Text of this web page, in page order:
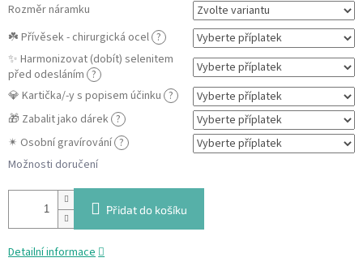
Rozměr náramku
☘️ Přívěsek - chirurgická ocel ?
✨ Harmonizovat (dobít) selenitem
před odesláním ?
💎 Kartička/-y s popisem účinku ?
🎁 Zabalit jako dárek ?
✴ Osobní gravírování ?
Možnosti doručení
Přidat do košíku
Detailní informace